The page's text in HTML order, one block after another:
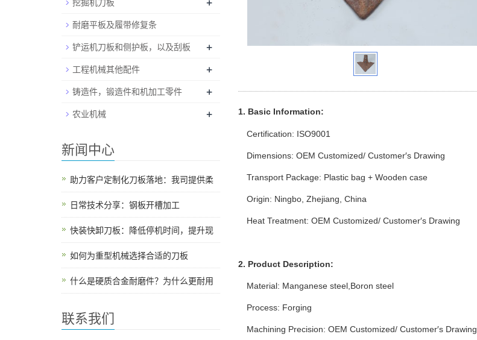
1. Basic Information:
Certification: ISO9001
Dimensions: OEM Customized/ Customer′s Drawing
Transport Package: Plastic bag + Wooden case
Origin: Ningbo, Zhejiang, China
Heat Treatment: OEM Customized/ Customer′s Drawing
2. Product Description:
Material: Manganese steel,Boron steel
Process: Forging
Machining Precision: OEM Customized/ Customer′s Drawing
耐磨平板及履带修复条
铲运机刀板和侧护板，以及刮板
+
工程机械其他配件 +
铸造件，锻造件和机加工零件 +
农业机械 +
新闻中心
助力客户定制化刀板落地：我司提供柔
日常技术分享：钢板开槽加工
快装快卸刀板：降低停机时间，提升现
如何为重型机械选择合适的刀板
什么是硬质合金耐磨件？为什么更耐用
联系我们